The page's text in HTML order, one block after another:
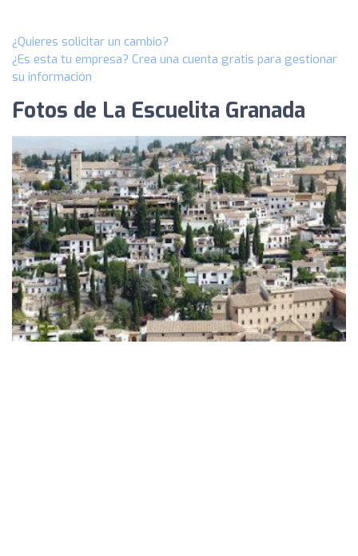
¿Quieres solicitar un cambio?
¿Es esta tu empresa? Crea una cuenta gratis para gestionar
su información
Fotos de La Escuelita Granada